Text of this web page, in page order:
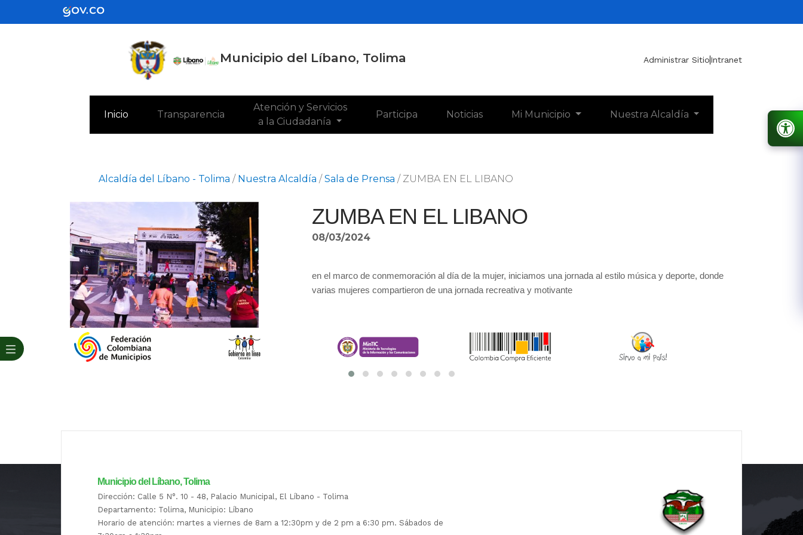
Municipio del Líbano, Tolima Administrar SitioIntranet
Inicio(current)Transparencia
Atención y Servicios
a la Ciudadanía
Participa Noticias Mi Municipio Nuestra Alcaldía
Alcaldía del Líbano - Tolima / Nuestra Alcaldía / Sala de Prensa / ZUMBA EN EL LIBANO
ZUMBA EN EL LIBANO
08/03/2024
en el marco de conmemoración al día de la mujer, iniciamos una jornada al estilo música y deporte, donde
varias mujeres compartieron de una jornada recreativa y motivante
Municipio del Líbano, Tolima
Dirección: Calle 5 N°. 10 - 48, Palacio Municipal, El Líbano - Tolima
Departamento: Tolima, Municipio: Líbano
Horario de atención: martes a viernes de 8am a 12:30pm y de 2 pm a 6:30 pm. Sábados de